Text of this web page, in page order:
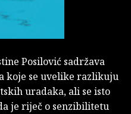
Posilović sadržava
se uvelike razlikuju
uradaka, ali se isto
je riječ o senzibilitetu